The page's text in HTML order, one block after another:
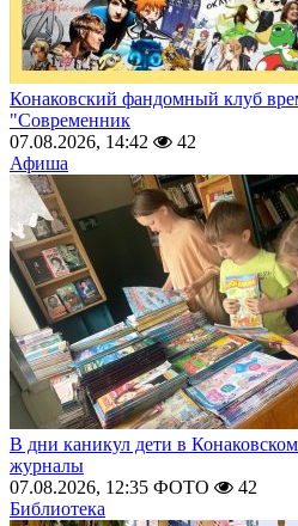
Конаковский фандомный клуб
"Современник
07.08.2026, 14:42
42
Афиша
В дни каникул дети в
журналы
07.08.2026, 12:35 ФОТО
42
Библиотека